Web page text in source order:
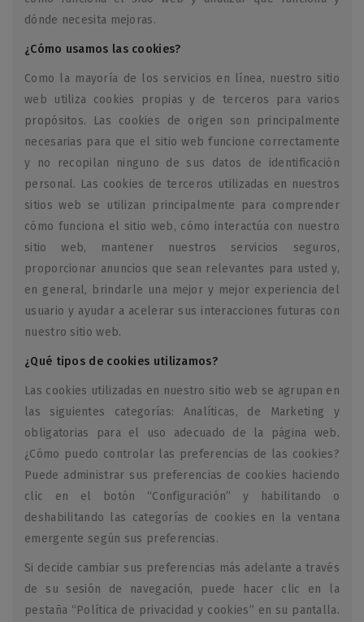
dónde necesita mejoras.
¿Cómo usamos las cookies?
Como la mayoría de los servicios en línea, nuestro sitio
web utiliza cookies propias y de terceros para varios
propósitos. Las cookies de origen son principalmente
necesarias para que el sitio web funcione correctamente
y no recopilan ninguno de sus datos de identificación
personal. Las cookies de terceros utilizadas en nuestros
sitios web se utilizan principalmente para comprender
cómo funciona el sitio web, cómo interactúa con nuestro
sitio web, mantener nuestros servicios seguros,
proporcionar anuncios que sean relevantes para usted y,
en general, brindarle una mejor y mejor experiencia del
usuario y ayudar a acelerar sus interacciones futuras con
nuestro sitio web.
¿Qué tipos de cookies utilizamos?
Las cookies utilizadas en nuestro sitio web se agrupan en
las siguientes categorías: Analíticas, de Marketing y
obligatorias para el uso adecuado de la página web.
¿Cómo puedo controlar las preferencias de las cookies?
Puede administrar sus preferencias de cookies haciendo
clic en el botón “Configuración” y habilitando o
deshabilitando las categorías de cookies en la ventana
emergente según sus preferencias.
Si decide cambiar sus preferencias más adelante a través
de su sesión de navegación, puede hacer clic en la
pestaña “Política de privacidad y cookies” en su pantalla.